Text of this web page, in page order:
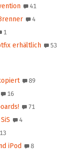
41
4
1
erhältlich 53
89
16
71
4
13
iPod 8